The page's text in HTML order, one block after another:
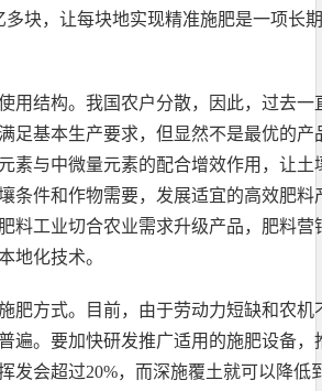
多块，让每块地实现精准施肥是一项长
用结构。我国农户分散，因此，过去
足基本生产要求，但显然不是最优的
素与中微量元素的配合增效作用，让
条件和作物需要，发展适宜的高效肥
料工业切合农业需求升级产品，肥料
地化技术。
肥方式。目前，由于劳动力短缺和农
遍。要加快研发推广适用的施肥设备
发会超过20%，而深施覆土就可以降低